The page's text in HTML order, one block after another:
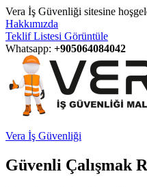
Vera İş Güvenliği sitesine
Hakkımızda
Teklif Listesi Görüntüle
Whatsapp: +905064084042
Vera İş Güvenliği
Güvenli Çalışmak